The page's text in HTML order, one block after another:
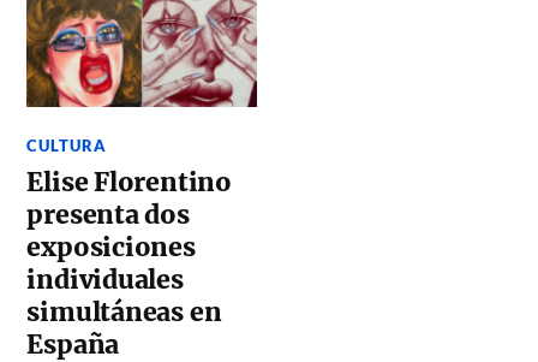
CULTURA
Elise Florentino
presenta dos
exposiciones
individuales
simultáneas en
España